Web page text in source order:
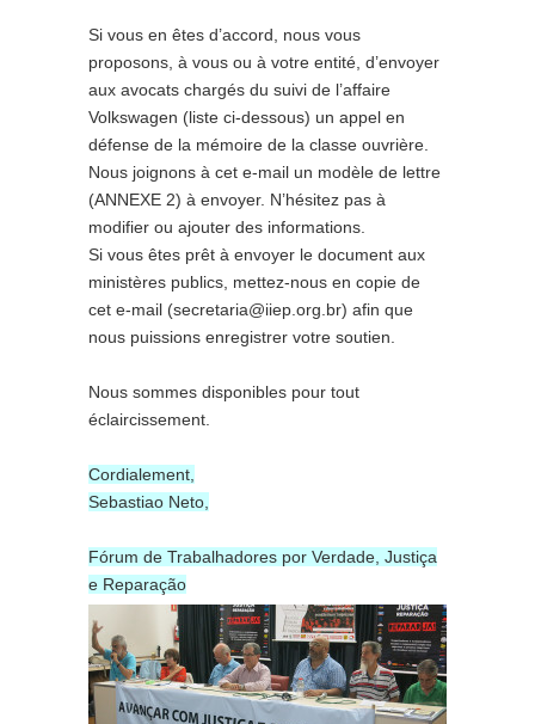
Si vous en êtes d’accord, nous vous
proposons, à vous ou à votre entité, d’envoyer
aux avocats chargés du suivi de l’affaire
Volkswagen (liste ci-dessous) un appel en
défense de la mémoire de la classe ouvrière.
Nous joignons à cet e-mail un modèle de lettre
(ANNEXE 2) à envoyer. N’hésitez pas à
modifier ou ajouter des informations.
Si vous êtes prêt à envoyer le document aux
ministères publics, mettez-nous en copie de
cet e-mail (secretaria@iiep.org.br) afin que
nous puissions enregistrer votre soutien.
Nous sommes disponibles pour tout
éclaircissement.
Cordialement,
Sebastiao Neto,
Fórum de Trabalhadores por Verdade, Justiça
e Reparação